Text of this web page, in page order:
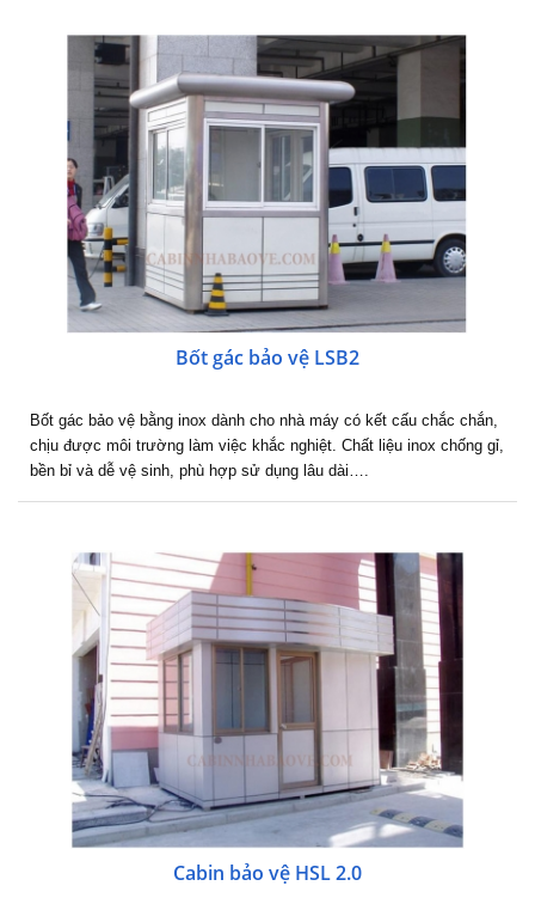
Bốt gác bảo vệ LSB2
Bốt gác bảo vệ bằng inox dành cho nhà máy có kết cấu chắc chắn,
chịu được môi trường làm việc khắc nghiệt. Chất liệu inox chống gỉ,
bền bỉ và dễ vệ sinh, phù hợp sử dụng lâu dài….
Cabin bảo vệ HSL 2.0